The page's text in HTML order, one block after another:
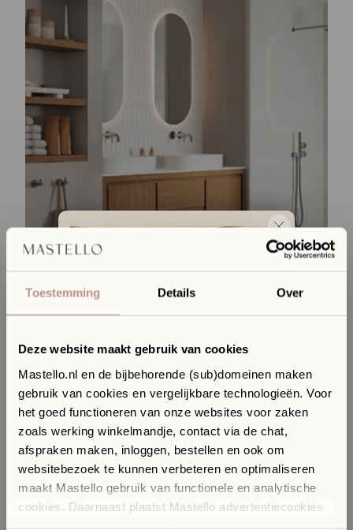
Toestemming Details Over
Deze website maakt gebruik van cookies
Mastello.nl en de bijbehorende (sub)domeinen maken
gebruik van cookies en vergelijkbare technologieën. Voor
het goed functioneren van onze websites voor zaken
zoals werking winkelmandje, contact via de chat,
afspraken maken, inloggen, bestellen en ook om
websitebezoek te kunnen verbeteren en optimaliseren
maakt Mastello gebruik van functionele en analytische
cookies. Daarnaast plaatst Mastello advertentiecookies
99,- vanaf prijs
650 m² aan inspiratie in onze showroom
Ervaar jouw toekomstige
badkamer in onze Sanitair
Boutique
komen design, materialen en vakmanschap samen.
✓
Ontdek materialen, kleuren en design in het echt